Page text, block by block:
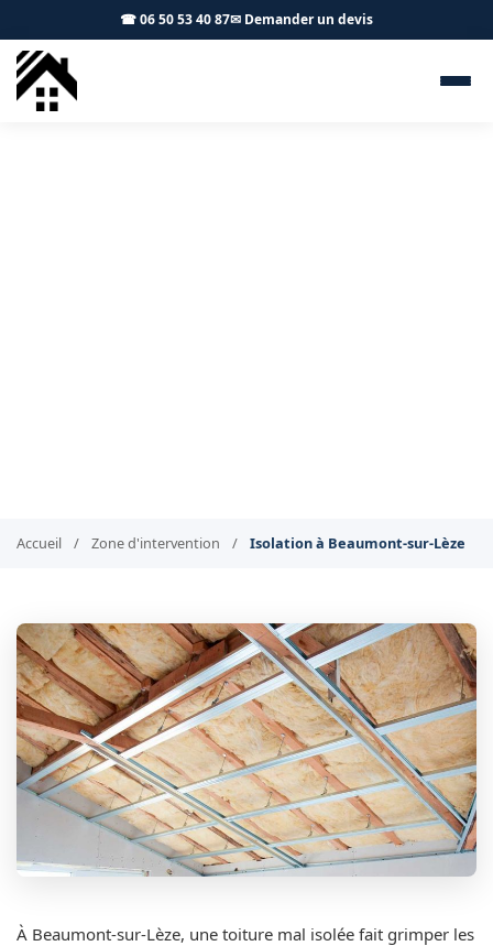
☎ 06 50 53 40 87✉ Demander un devis
Accueil / Zone d'intervention / Isolation à Beaumont-sur-Lèze
À Beaumont-sur-Lèze, une toiture mal isolée fait grimper les